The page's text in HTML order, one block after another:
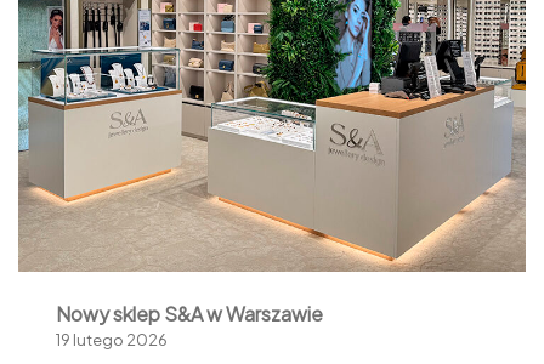
Nowy sklep S&A w Warszawie
19 lutego 2026